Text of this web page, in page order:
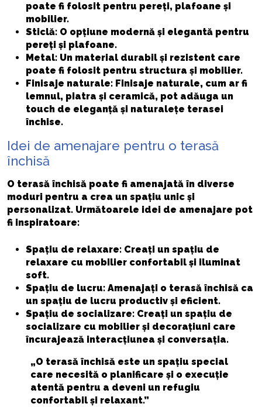
poate fi folosit pentru pereți, plafoane și
mobilier.
Sticlă: O opțiune modernă și elegantă pentru
pereți și plafoane.
Metal: Un material durabil și rezistent care
poate fi folosit pentru structura și mobilier.
Finisaje naturale: Finisaje naturale, cum ar fi
lemnul, piatra și ceramică, pot adăuga un
touch de eleganță și naturalețe terasei
închise.
Idei de amenajare pentru o terasă
închisă
O terasă închisă poate fi amenajată în diverse
moduri pentru a crea un spațiu unic și
personalizat. Următoarele idei de amenajare pot
fi inspiratoare:
Spațiu de relaxare: Creați un spațiu de
relaxare cu mobilier confortabil și iluminat
soft.
Spațiu de lucru: Amenajați o terasă închisă ca
un spațiu de lucru productiv și eficient.
Spațiu de socializare: Creați un spațiu de
socializare cu mobilier și decorațiuni care
încurajează interacțiunea și conversația.
„O terasă închisă este un spațiu special
care necesită o planificare și o execuție
atentă pentru a deveni un refugiu
confortabil și relaxant.”